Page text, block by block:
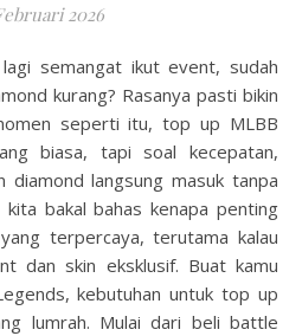
2026
kurang? Rasanya pasti bikin
seperti itu, top up MLBB
biasa, tapi soal kecepatan,
diamond langsung masuk tanpa
bakal bahas kenapa penting
terpercaya, terutama kalau
dan skin eksklusif. Buat kamu
kebutuhan untuk top up
lumrah. Mulai dari beli battle